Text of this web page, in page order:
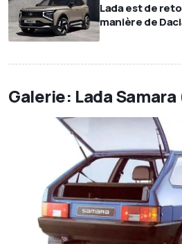
Lada est de
manière de
Galerie: Lada Samara